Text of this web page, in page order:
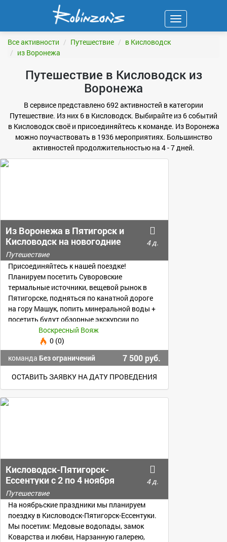
Навигация
Все активности Путешествие
в Кисловодск
из Воронежа
Путешествие в Кисловодск из
Воронежа
В сервисе представлено 692 активностей в категории
Путешествие. Из них 6 в Кисловодск. Выбирайте из 6 событий
в Кисловодск своё и присоединяйтесь к команде. Из Воронежа
можно поучаствовать в 1936 мероприятиях. Большинство
активностей продолжительностью на 4 - 7 дней.
Из Воронежа в Пятигорск и
Кисловодск на новогодние
каникулы!
4 д.
Путешествие
Присоединяйтесь к нашей поездке!
Планируем посетить Суворовские
термальные источники, вещевой рынок в
Пятигорске, подняться по канатной дороге
на гору Машук, попить минеральной воды +
посетить будут обзорные экскурсии по
Кисловодску и Пятигорску.
Воскресный Вояж
0 (0)
команда Без ограничений 7 500 руб.
ОСТАВИТЬ ЗАЯВКУ НА ДАТУ ПРОВЕДЕНИЯ
Кисловодск-Пятигорск-
Ессентуки с 2 по 4 ноября
4 д.
Путешествие
На ноябрьские праздники мы планируем
поездку в Кисловодск-Пятигорск-Ессентуки.
Мы посетим: Медовые водопады, замок
Коварства и любви, Нарзанную галерею,